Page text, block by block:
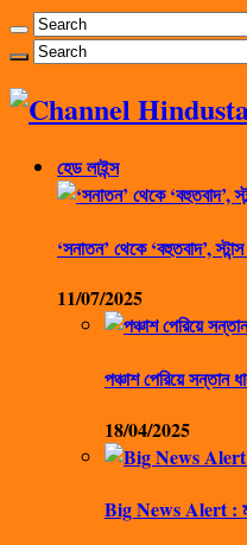
হেড লাইন্স
‘সনাতন’ থেকে ‘বহুতবাদ’,
11/07/2025
পঞ্চাশ পেরিয়ে
18/04/2025
Big News Alert :